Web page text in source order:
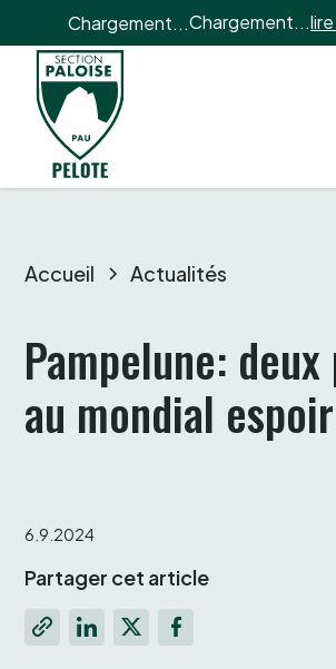
Chargement...Chargement...
Accueil Actualités
Pampelune:
au mondial espoir
6.9.2024
Partager cet article